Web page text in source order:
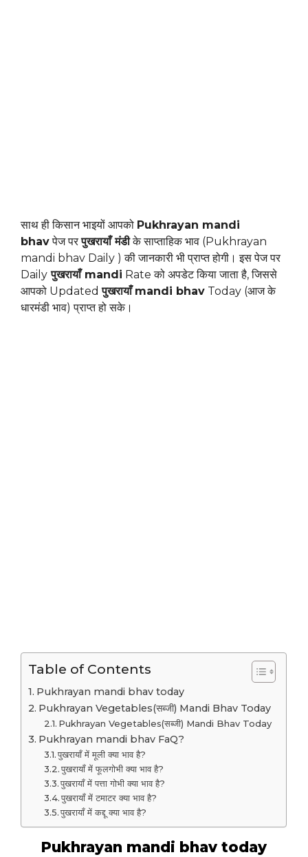
साथ ही किसान भाइयों आपको Pukhrayan mandi
bhavपेज परपुखरायाँ मंडीके साप्ताहिक भाव (Pukhrayan
mandi bhav Daily ) की जानकारी भी प्राप्त होगी। इस पेज पर
Daily पुखरायाँ mandi Rate को अपडेट किया जाता है, जिससे
आपको Updatedपुखरायाँ mandi bhav Today (आज के
धारमंडी भाव) प्राप्त हो सके।
Table of Contents
Pukhrayan mandi bhav today
Pukhrayan Vegetables(सब्जी) Mandi Bhav Today
Pukhrayan Vegetables(सब्जी) Mandi Bhav Today
Pukhrayan mandi bhav FaQ?
पुखरायाँ में मूली क्या भाव है?
पुखरायाँ में फूलगोभी क्या भाव है?
पुखरायाँ में पत्ता गोभी क्या भाव है?
पुखरायाँ में टमाटर क्या भाव है?
पुखरायाँ में कद्दू क्या भाव है?
Pukhrayan mandi bhav today